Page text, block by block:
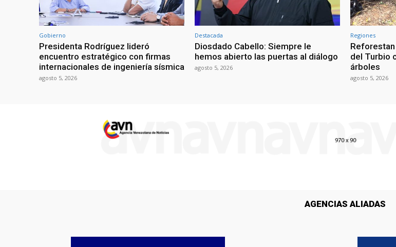
Gobierno
Presidenta Rodríguez lideró
encuentro estratégico con firmas
internacionales de ingeniería sísmica
agosto 5, 2026
Destacada
Diosdado Cabello: Siempre le
hemos abierto las puertas al diálogo
agosto 5, 2026
Regiones
del Turbio
árboles
agosto 5, 2026
AGENCIAS ALIADAS